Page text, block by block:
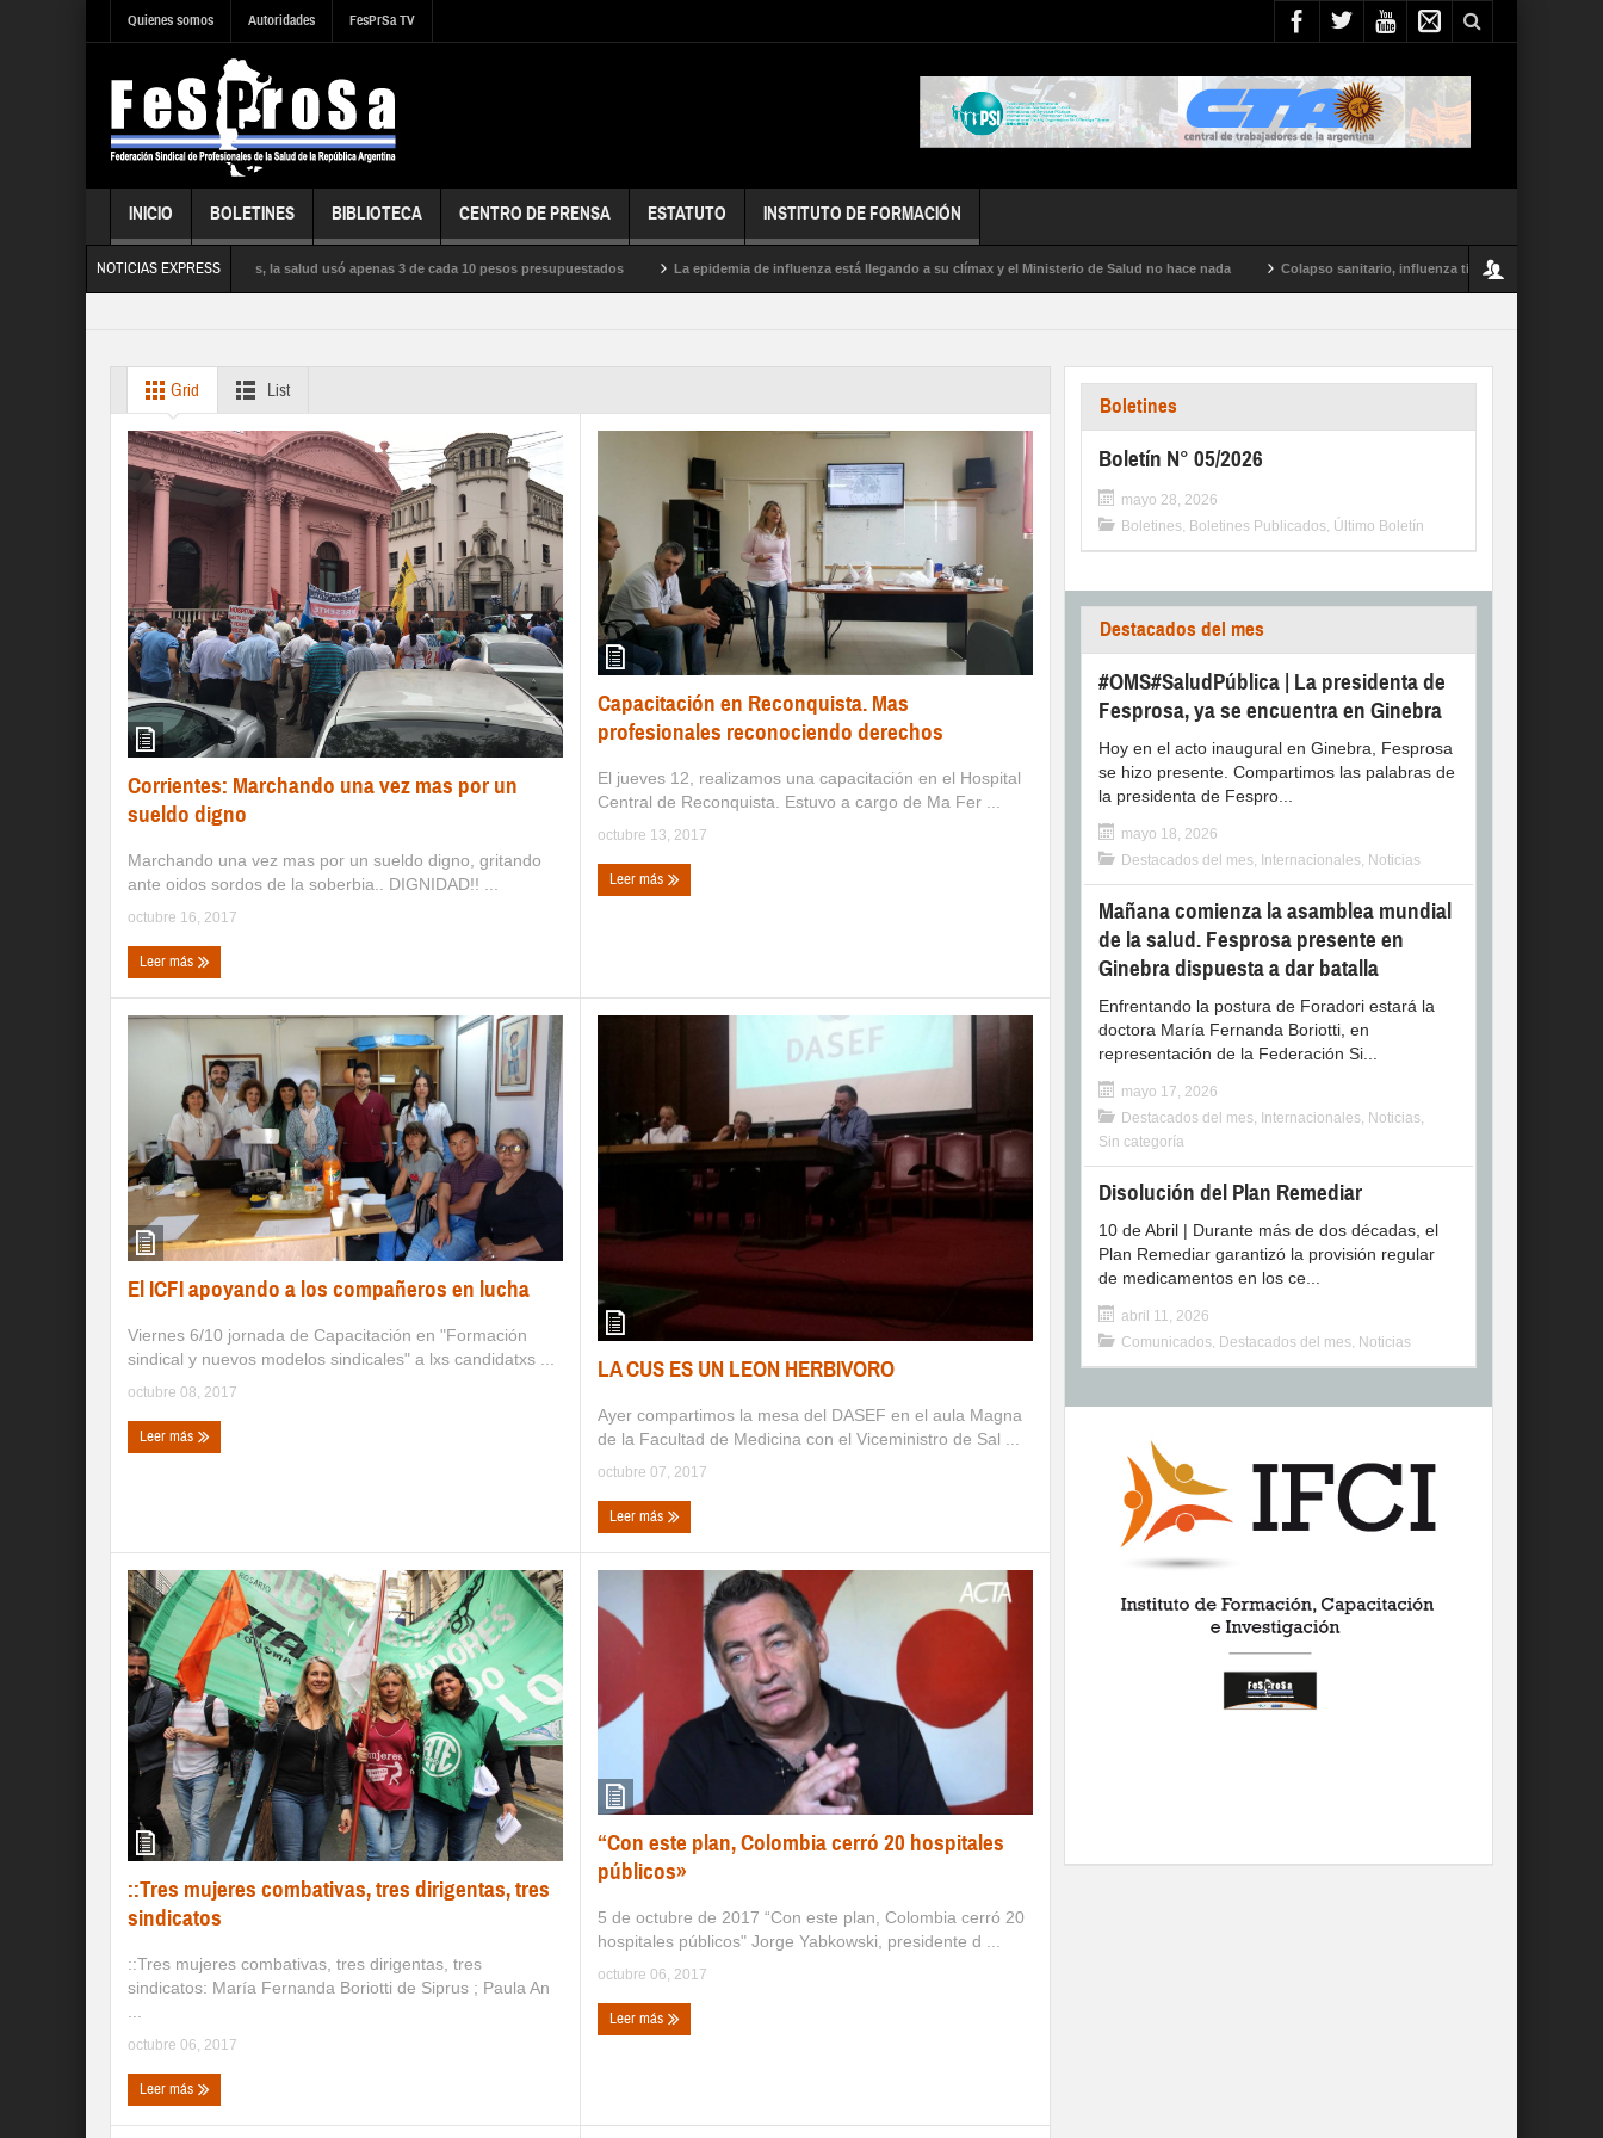
Quienes somos Autoridades FesPrSa TV
INICIO BOLETINES BIBLIOTECA CENTRO DE PRENSA ESTATUTO INSTITUTO DE FORMACIÓN
NOTICIAS EXPRESS
satura los hospitales, la salud usó apenas 3 de cada 10 pesos presupuestados La epidemia de influenza está llegando a su clímax y el Ministerio de Salud no hace nada Colapso sanitario, influenza tipo A y conflictos en todo el
Grid List
Corrientes: Marchando una vez mas por un
sueldo digno
Marchando una vez mas por un sueldo digno, gritando
ante oidos sordos de la soberbia.. DIGNIDAD!! ...
octubre 16, 2017
Leer más
Capacitación en Reconquista. Mas
profesionales reconociendo derechos
El jueves 12, realizamos una capacitación en el Hospital
Central de Reconquista. Estuvo a cargo de Ma Fer ...
octubre 13, 2017
Leer más
El ICFI apoyando a los compañeros en lucha
Viernes 6/10 jornada de Capacitación en "Formación
sindical y nuevos modelos sindicales" a lxs candidatxs ...
octubre 08, 2017
Leer más
LA CUS ES UN LEON HERBIVORO
Ayer compartimos la mesa del DASEF en el aula Magna
de la Facultad de Medicina con el Viceministro de Sal ...
octubre 07, 2017
Leer más
::Tres mujeres combativas, tres dirigentas, tres
sindicatos
::Tres mujeres combativas, tres dirigentas, tres
sindicatos: María Fernanda Boriotti de Siprus ; Paula An
octubre 06, 2017
Leer más
“Con este plan, Colombia cerró 20 hospitales
públicos»
5 de octubre de 2017 “Con este plan, Colombia cerró 20
hospitales públicos" Jorge Yabkowski, presidente d ...
octubre 06, 2017
Leer más
Boletines
Boletín N° 05/2026
mayo 28, 2026
Boletines, Boletines Publicados, Último Boletín
Destacados del mes
#OMS#SaludPública | La presidenta de
Fesprosa, ya se encuentra en Ginebra
Hoy en el acto inaugural en Ginebra, Fesprosa
se hizo presente. Compartimos las palabras de
la presidenta de Fespro...
mayo 18, 2026
Destacados del mes, Internacionales, Noticias
Mañana comienza la asamblea mundial
de la salud. Fesprosa presente en
Ginebra dispuesta a dar batalla
Enfrentando la postura de Foradori estará la
doctora María Fernanda Boriotti, en
representación de la Federación Si...
mayo 17, 2026
Destacados del mes, Internacionales, Noticias,
Sin categoría
Disolución del Plan Remediar
10 de Abril | Durante más de dos décadas, el
Plan Remediar garantizó la provisión regular
de medicamentos en los ce...
abril 11, 2026
Comunicados, Destacados del mes, Noticias